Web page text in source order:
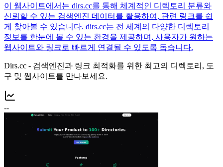
이 웹사이트에서는 dirs.cc를 통해 체계적인 디렉토리 분류와
신뢰할 수 있는 검색엔진 데이터를 활용하여, 관련 링크를 쉽
게 찾아볼 수 있습니다. dirs.cc는 전 세계의 다양한 디렉토리
정보를 한눈에 볼 수 있는 환경을 제공하며, 사용자가 원하는
웹사이트와 링크로 빠르게 연결될 수 있도록 돕습니다.
Dirs.cc - 검색엔진과 링크 최적화를 위한 최고의 디렉토리, 도
구 및 웹사이트를 만나보세요.
--